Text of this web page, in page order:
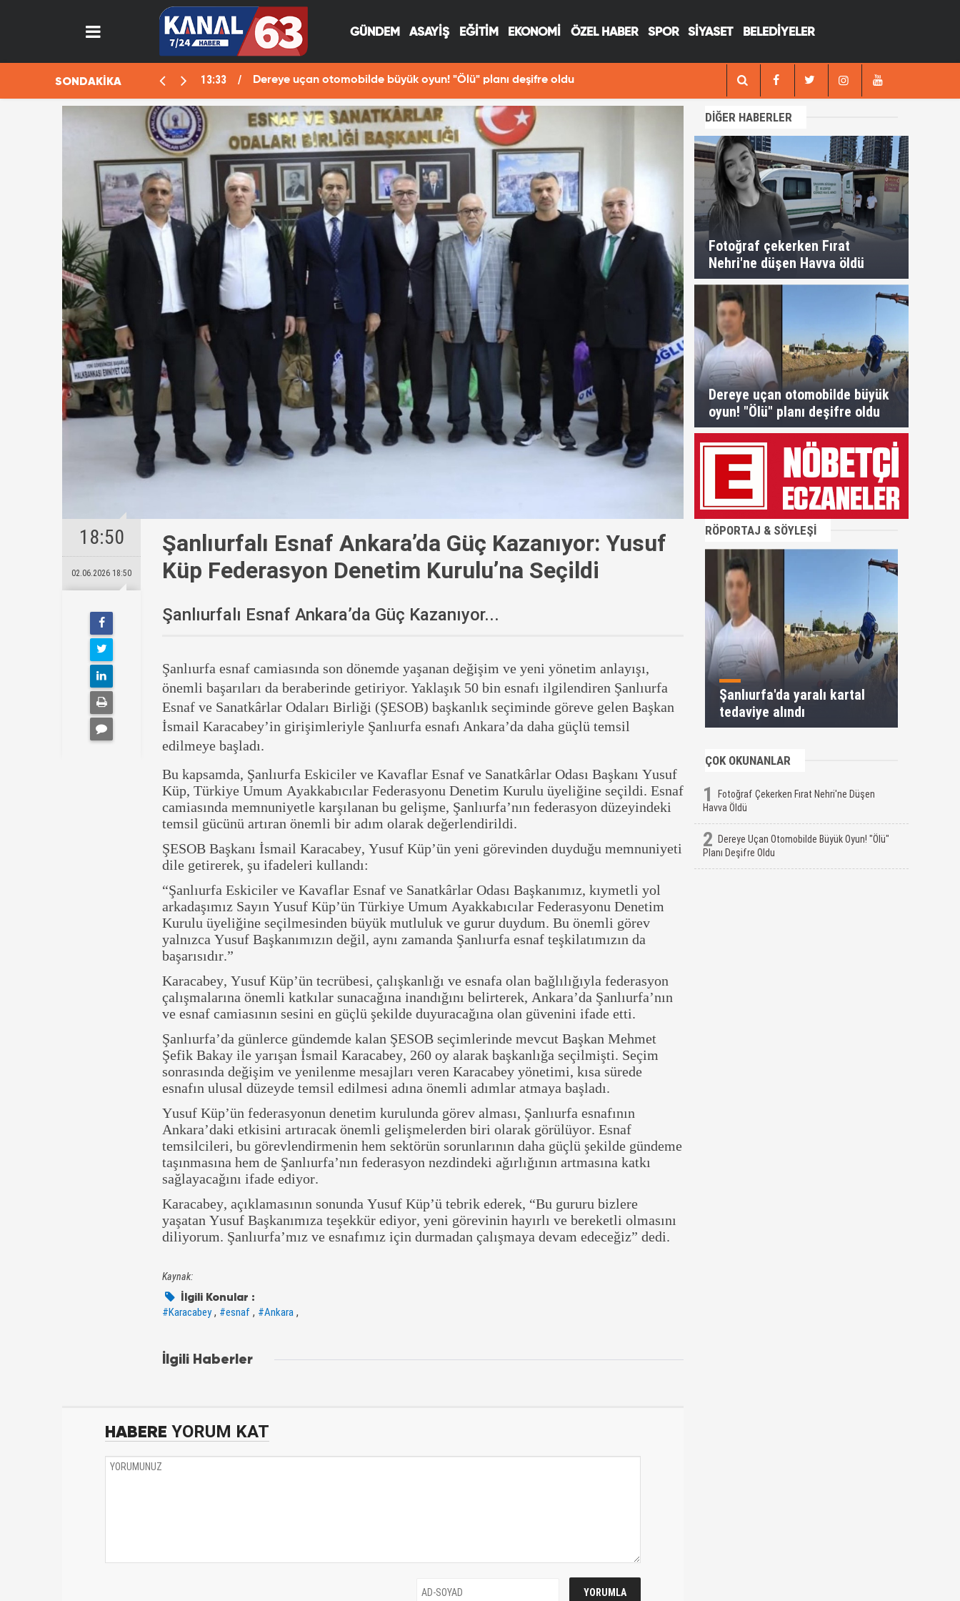
GÜNDEM ASAYİŞ EĞİTİM EKONOMİ ÖZEL HABER SPOR SİYASET BELEDİYELER
SONDAKİKA
oyun! "Ölü" planı deşifre oldu 13:29 Fotoğraf çekerken Fırat Nehri'ne düşen Havva öldü 12:17 Suruçta kanlı infaz;
18:50
02.06.2026 18:50
Şanlıurfalı Esnaf Ankara’da Güç Kazanıyor: Yusuf
Küp Federasyon Denetim Kurulu’na Seçildi
Şanlıurfalı Esnaf Ankara’da Güç Kazanıyor...
Şanlıurfa esnaf camiasında son dönemde yaşanan değişim ve yeni yönetim anlayışı,
önemli başarıları da beraberinde getiriyor. Yaklaşık 50 bin esnafı ilgilendiren Şanlıurfa
Esnaf ve Sanatkârlar Odaları Birliği (ŞESOB) başkanlık seçiminde göreve gelen Başkan
İsmail Karacabey’in girişimleriyle Şanlıurfa esnafı Ankara’da daha güçlü temsil
edilmeye başladı.
Bu kapsamda, Şanlıurfa Eskiciler ve Kavaflar Esnaf ve Sanatkârlar Odası Başkanı Yusuf
Küp, Türkiye Umum Ayakkabıcılar Federasyonu Denetim Kurulu üyeliğine seçildi. Esnaf
camiasında memnuniyetle karşılanan bu gelişme, Şanlıurfa’nın federasyon düzeyindeki
temsil gücünü artıran önemli bir adım olarak değerlendirildi.
ŞESOB Başkanı İsmail Karacabey, Yusuf Küp’ün yeni görevinden duyduğu memnuniyeti
dile getirerek, şu ifadeleri kullandı:
“Şanlıurfa Eskiciler ve Kavaflar Esnaf ve Sanatkârlar Odası Başkanımız, kıymetli yol
arkadaşımız Sayın Yusuf Küp’ün Türkiye Umum Ayakkabıcılar Federasyonu Denetim
Kurulu üyeliğine seçilmesinden büyük mutluluk ve gurur duydum. Bu önemli görev
yalnızca Yusuf Başkanımızın değil, aynı zamanda Şanlıurfa esnaf teşkilatımızın da
başarısıdır.”
Karacabey, Yusuf Küp’ün tecrübesi, çalışkanlığı ve esnafa olan bağlılığıyla federasyon
çalışmalarına önemli katkılar sunacağına inandığını belirterek, Ankara’da Şanlıurfa’nın
ve esnaf camiasının sesini en güçlü şekilde duyuracağına olan güvenini ifade etti.
Şanlıurfa’da günlerce gündemde kalan ŞESOB seçimlerinde mevcut Başkan Mehmet
Şefik Bakay ile yarışan İsmail Karacabey, 260 oy alarak başkanlığa seçilmişti. Seçim
sonrasında değişim ve yenilenme mesajları veren Karacabey yönetimi, kısa sürede
esnafın ulusal düzeyde temsil edilmesi adına önemli adımlar atmaya başladı.
Yusuf Küp’ün federasyonun denetim kurulunda görev alması, Şanlıurfa esnafının
Ankara’daki etkisini artıracak önemli gelişmelerden biri olarak görülüyor. Esnaf
temsilcileri, bu görevlendirmenin hem sektörün sorunlarının daha güçlü şekilde gündeme
taşınmasına hem de Şanlıurfa’nın federasyon nezdindeki ağırlığının artmasına katkı
sağlayacağını ifade ediyor.
Karacabey, açıklamasının sonunda Yusuf Küp’ü tebrik ederek, “Bu gururu bizlere
yaşatan Yusuf Başkanımıza teşekkür ediyor, yeni görevinin hayırlı ve bereketli olmasını
diliyorum. Şanlıurfa’mız ve esnafımız için durmadan çalışmaya devam edeceğiz” dedi.
Kaynak:
İlgili Konular :
#Karacabey, #esnaf , #Ankara ,
İlgili Haberler
HABERE YORUM KAT
DİĞER HABERLER
Fotoğraf çekerken Fırat
Nehri'ne düşen Havva öldü
Dereye uçan otomobilde büyük
oyun! "Ölü" planı deşifre oldu
RÖPORTAJ & SÖYLEŞİ
Şanlıurfa'da yaralı kartal
tedaviye alındı
ÇOK OKUNANLAR
1
Fotoğraf Çekerken Fırat Nehri'ne Düşen
Havva Öldü
2
Dereye Uçan Otomobilde Büyük Oyun! "Ölü"
Planı Deşifre Oldu